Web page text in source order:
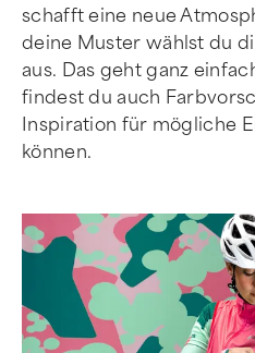
schafft eine neue
deine Muster wählst du
aus. Das geht ganz
findest du auch
Inspiration für mögliche
können.